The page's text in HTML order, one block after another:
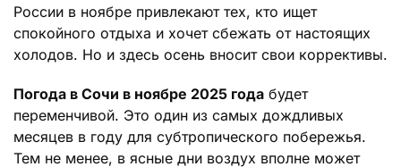
России в ноябре привлекают тех, кто ищет
спокойного отдыха и хочет сбежать от настоящих
холодов. Но и здесь осень вносит свои коррективы.
Погода в Сочи в ноябре 2025 года будет
переменчивой. Это один из самых дождливых
месяцев в году для субтропического побережья.
Тем не менее, в ясные дни воздух вполне может